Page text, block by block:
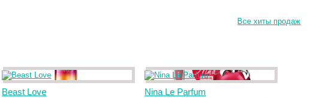
Все хиты продаж
Beast Love Nina Le Parfum